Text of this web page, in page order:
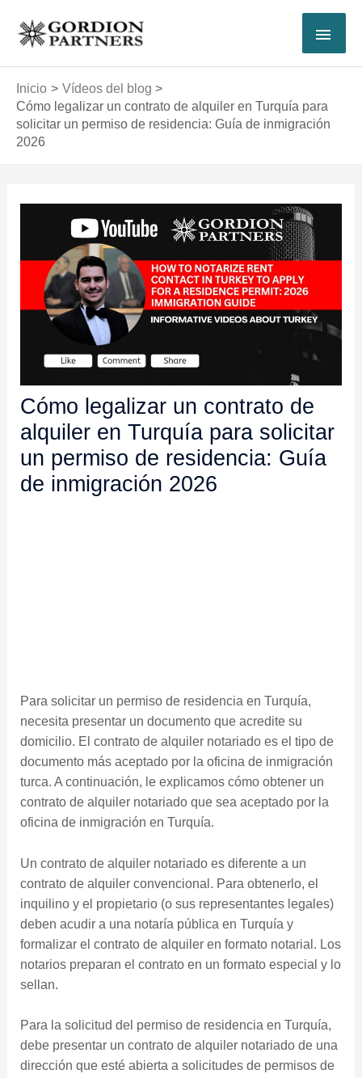
contenido
Inicio
Vídeos del blog
Cómo legalizar un contrato de alquiler en Turquía para
solicitar un permiso de residencia: Guía de inmigración
2026
Cómo legalizar un contrato de
alquiler en Turquía para solicitar
un permiso de residencia: Guía
de inmigración 2026
Para solicitar un permiso de residencia en Turquía,
necesita presentar un documento que acredite su
domicilio. El contrato de alquiler notariado es el tipo de
documento más aceptado por la oficina de inmigración
turca. A continuación, le explicamos cómo obtener un
contrato de alquiler notariado que sea aceptado por la
oficina de inmigración en Turquía.
Un contrato de alquiler notariado es diferente a un
contrato de alquiler convencional. Para obtenerlo, el
inquilino y el propietario (o sus representantes legales)
deben acudir a una notaría pública en Turquía y
formalizar el contrato de alquiler en formato notarial. Los
notarios preparan el contrato en un formato especial y lo
sellan.
Para la solicitud del permiso de residencia en Turquía,
debe presentar un contrato de alquiler notariado de una
dirección que esté abierta a solicitudes de permisos de